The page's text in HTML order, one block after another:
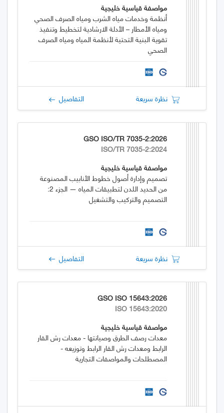
مواصفة قياسية خليجية
أنظمة وخدمات مياه الشرب ومياه الصرف الصحي
ومياه الأمطار – الأدلة الارشادية لتخطيط وتنفيذ
تقوية البنية التحتية لأنظمة المياه ومياه الصرف
الصحي
نظرة سريعة التفاصيل
GSO ISO/TR 7035-2:2026
ISO/TR 7035-2:2024
مواصفة قياسية خليجية
تصميم وإدارة أصول خطوط الأنابيب المصنوعة
من الحديد اللدن لتطبيقات المياه — الجزء 2:
التصميم والتركيب والتشغيل
نظرة سريعة التفاصيل
GSO ISO 15643:2026
ISO 15643:2020
مواصفة قياسية خليجية
معدات رصف الطرق وصيانتها - معدات رش القار
الرابط ومعدات رش القار الرابط وتوزيعه -
المصطلحات والمواصفات التجارية